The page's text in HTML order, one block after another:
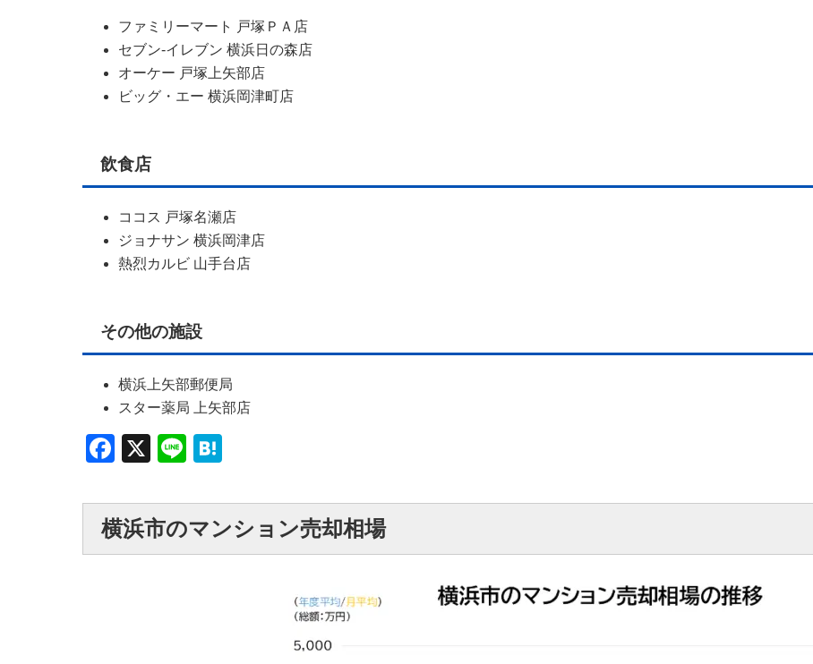
ファミリーマート 戸塚ＰＡ店
セブン-イレブン 横浜日の森店
オーケー 戸塚上矢部店
ビッグ・エー 横浜岡津町店
飲食店
ココス 戸塚名瀬店
ジョナサン 横浜岡津店
熱烈カルビ 山手台店
その他の施設
横浜上矢部郵便局
スター薬局 上矢部店
Facebook
X Line
横浜市のマンション売却相場